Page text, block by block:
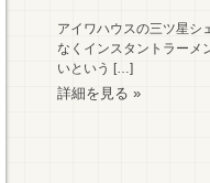
アイワハウスの三ツ星シ
なくインスタントラーメ
いという […]
詳細を見る »